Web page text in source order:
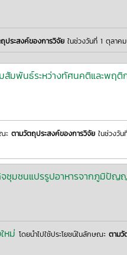
ประสงค์ของการวิจัยในช่วงวันที่ 1 ตุลาค
มพันธ์ระหว่างทัศนคติและพฤติ
ะ ตามวัตถุประสงค์ของการวิจัยในช่วงวัน
ชุมชนแปรรูปอาหารจากภูมิปั
หม่ โดยนำไปใช้ประโยชน์ในลักษณะ ตามวั